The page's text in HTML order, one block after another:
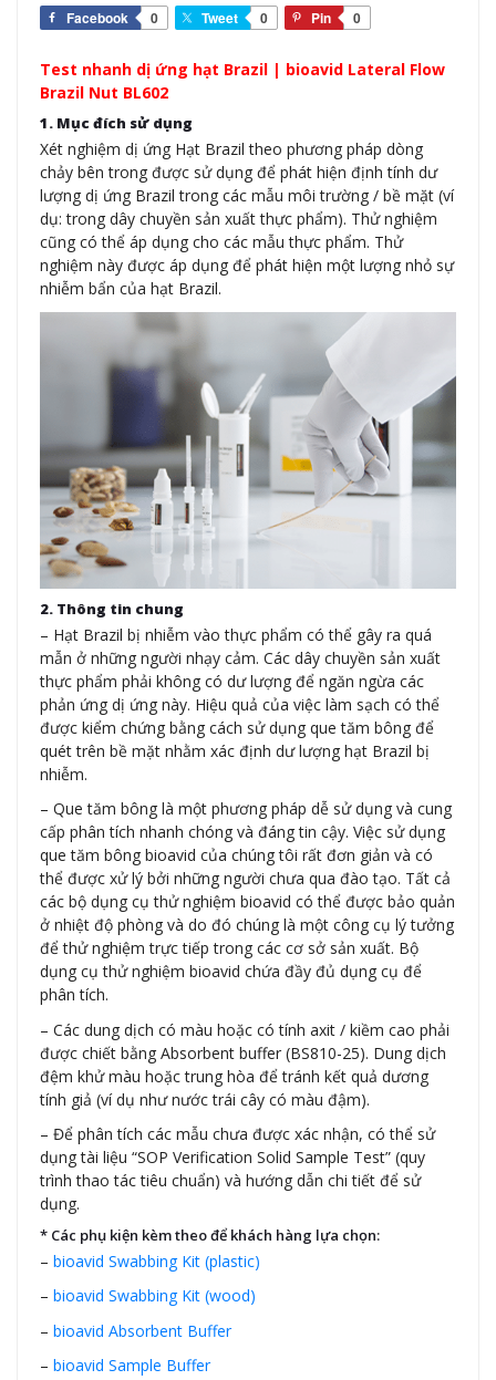
Facebook 0 Tweet 0 Pin 0
Test nhanh dị ứng hạt Brazil | bioavid Lateral Flow
Brazil Nut BL602
1. Mục đích sử dụng
Xét nghiệm dị ứng Hạt Brazil theo phương pháp dòng
chảy bên trong được sử dụng để phát hiện định tính dư
lượng dị ứng Brazil trong các mẫu môi trường / bề mặt (ví
dụ: trong dây chuyền sản xuất thực phẩm). Thử nghiệm
cũng có thể áp dụng cho các mẫu thực phẩm. Thử
nghiệm này được áp dụng để phát hiện một lượng nhỏ sự
nhiễm bẩn của hạt Brazil.
2. Thông tin chung
– Hạt Brazil bị nhiễm vào thực phẩm có thể gây ra quá
mẫn ở những người nhạy cảm. Các dây chuyền sản xuất
thực phẩm phải không có dư lượng để ngăn ngừa các
phản ứng dị ứng này. Hiệu quả của việc làm sạch có thể
được kiểm chứng bằng cách sử dụng que tăm bông để
quét trên bề mặt nhằm xác định dư lượng hạt Brazil bị
nhiễm.
– Que tăm bông là một phương pháp dễ sử dụng và cung
cấp phân tích nhanh chóng và đáng tin cậy. Việc sử dụng
que tăm bông bioavid của chúng tôi rất đơn giản và có
thể được xử lý bởi những người chưa qua đào tạo. Tất cả
các bộ dụng cụ thử nghiệm bioavid có thể được bảo quản
ở nhiệt độ phòng và do đó chúng là một công cụ lý tưởng
để thử nghiệm trực tiếp trong các cơ sở sản xuất. Bộ
dụng cụ thử nghiệm bioavid chứa đầy đủ dụng cụ để
phân tích.
– Các dung dịch có màu hoặc có tính axit / kiềm cao phải
được chiết bằng Absorbent buffer (BS810-25). Dung dịch
đệm khử màu hoặc trung hòa để tránh kết quả dương
tính giả (ví dụ như nước trái cây có màu đậm).
– Để phân tích các mẫu chưa được xác nhận, có thể sử
dụng tài liệu “SOP Verification Solid Sample Test” (quy
trình thao tác tiêu chuẩn) và hướng dẫn chi tiết để sử
dụng.
* Các phụ kiện kèm theo để khách hàng lựa chọn:
– bioavid Swabbing Kit (plastic)
– bioavid Swabbing Kit (wood)
– bioavid Absorbent Buffer
– bioavid Sample Buffer